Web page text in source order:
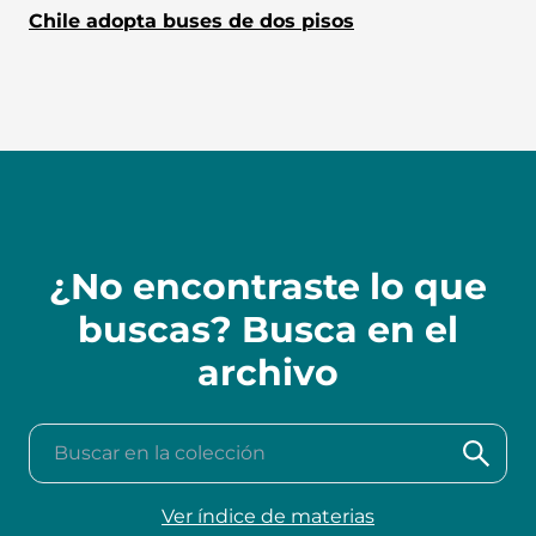
Chile adopta buses de dos pisos
¿No encontraste lo que
buscas? Busca en el
archivo
Buscar en la colección
Ver índice de materias